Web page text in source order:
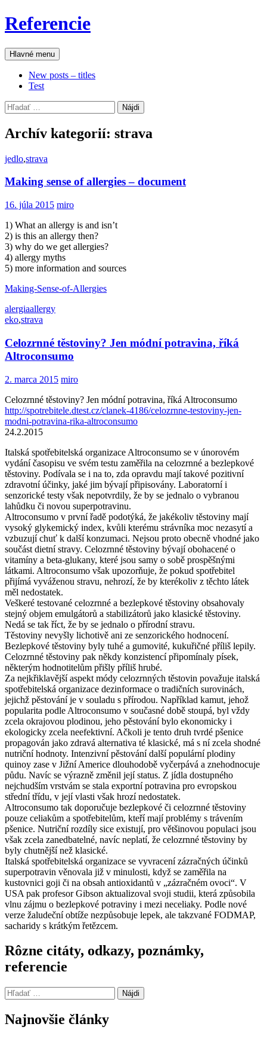
Preskočiť
na
Referencie
Hľadať
Hlavné menu
New posts – titles
Test
Hľadať:
Archív kategorií: strava
jedlo,strava
Making sense of allergies – document
16. júla 2015 miro
1) What an allergy is and isn’t
2) is this an allergy then?
3) why do we get allergies?
4) allergy myths
5) more information and sources
Making-Sense-of-Allergies
alergiaallergy
eko,strava
Celozrnné těstoviny? Jen módní potravina, říká
Altroconsumo
2. marca 2015 miro
Celozrnné těstoviny? Jen módní potravina, říká Altroconsumo
http://spotrebitele.dtest.cz/clanek-4186/celozrnne-testoviny-jen-
modni-potravina-rika-altroconsumo
24.2.2015
Italská spotřebitelská organizace Altroconsumo se v únorovém
vydání časopisu ve svém testu zaměřila na celozrnné a bezlepkové
těstoviny. Podívala se i na to, zda opravdu mají takové pozitivní
zdravotní účinky, jaké jim bývají připisovány. Laboratorní i
senzorické testy však nepotvrdily, že by se jednalo o vybranou
lahůdku či novou superpotravinu.
Altroconsumo v první řadě podotýká, že jakékoliv těstoviny mají
vysoký glykemický index, kvůli kterému strávníka moc nezasytí a
vzbuzují chuť k další konzumaci. Nejsou proto obecně vhodné jako
součást dietní stravy. Celozrnné těstoviny bývají obohacené o
vitamíny a beta-glukany, které jsou samy o sobě prospěšnými
látkami. Altroconsumo však upozorňuje, že pokud spotřebitel
přijímá vyváženou stravu, nehrozí, že by kterékoliv z těchto látek
měl nedostatek.
Veškeré testované celozrnné a bezlepkové těstoviny obsahovaly
stejný objem emulgátorů a stabilizátorů jako klasické těstoviny.
Nedá se tak říct, že by se jednalo o přírodní stravu.
Těstoviny nevyšly lichotivě ani ze senzorického hodnocení.
Bezlepkové těstoviny byly tuhé a gumovité, kukuřičné příliš lepily.
Celozrnné těstoviny pak někdy konzistencí připomínaly písek,
některým hodnotitelům přišly příliš hrubé.
Za nejkřiklavější aspekt módy celozrnných těstovin považuje italská
spotřebitelská organizace dezinformace o tradičních surovinách,
jejichž pěstování je v souladu s přírodou. Například kamut, jehož
popularita podle Altroconsumo v současné době stoupá, byl vždy
zcela okrajovou plodinou, jeho pěstování bylo ekonomicky i
ekologicky zcela neefektivní. Ačkoli je tento druh tvrdé pšenice
propagován jako zdravá alternativa té klasické, má s ní zcela shodné
nutriční hodnoty. Intenzivní pěstování další populární plodiny
quinoy zase v Jižní Americe dlouhodobě vyčerpává a znehodnocuje
půdu. Navíc se výrazně změnil její status. Z jídla dostupného
nejchudším vrstvám se stala exportní potravina pro evropskou
střední třídu, v její vlasti však hrozí nedostatek.
Altroconsumo tak doporučuje bezlepkové či celozrnné těstoviny
pouze celiakům a spotřebitelům, kteří mají problémy s trávením
pšenice. Nutriční rozdíly sice existují, pro většinovou populaci jsou
však zcela zanedbatelné, navíc neplatí, že celozrnné těstoviny by
byly chutnější než klasické.
Italská spotřebitelská organizace se vyvracení zázračných účinků
superpotravin věnovala již v minulosti, když se zaměřila na
kustovnici goji či na obsah antioxidantů v „zázračném ovoci“. V
USA pak profesor Gibson aktualizoval svoji studii, která způsobila
vlnu zájmu o bezlepkové potraviny i mezi neceliaky. Podle nové
verze žaludeční obtíže nezpůsobuje lepek, ale takzvané FODMAP,
sacharidy s krátkým řetězcem.
Rôzne citáty, odkazy, poznámky,
referencie
Hľadať:
Najnovšie články